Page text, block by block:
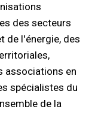
des secteurs
de l'énergie, des
associations en
spécialistes du
de la